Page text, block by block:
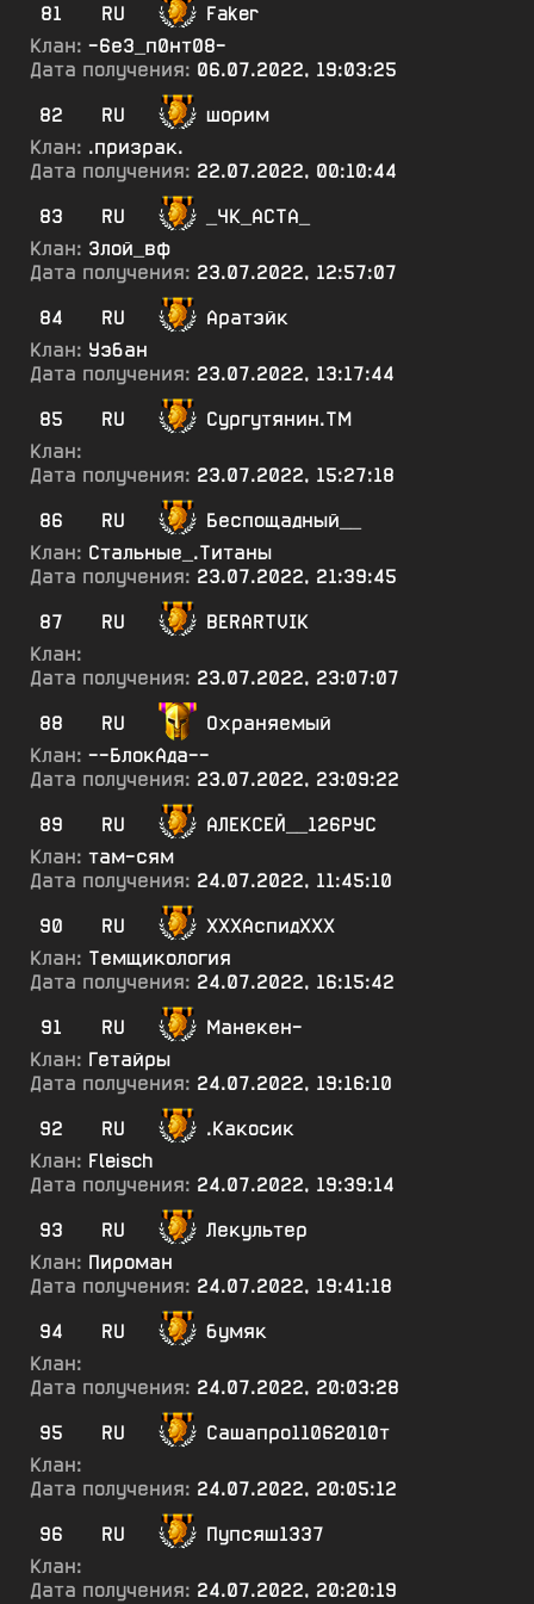
81
RU
Faker
Клан: -6е3_п0нт08-
Дата получения: 06.07.2022, 19:03:25
82
RU
шорим
Клан: .призрак.
Дата получения: 22.07.2022, 00:10:44
83
RU
_ЧК_АСТА_
Клан: Злой_вф
Дата получения: 23.07.2022, 12:57:07
84
RU
Аратэйк
Клан: Уэбан
Дата получения: 23.07.2022, 13:17:44
85
RU
Сургутянин.ТМ
Клан:
Дата получения: 23.07.2022, 15:27:18
86
RU
Беспощадный__
Клан: Стальные_.Титаны
Дата получения: 23.07.2022, 21:39:45
87
RU
BERARTVIK
Клан:
Дата получения: 23.07.2022, 23:07:07
88
RU
Охраняемый
Клан: --БлокАда--
Дата получения: 23.07.2022, 23:09:22
89
RU
АЛЕКСЕЙ__126РУС
Клан: там-сям
Дата получения: 24.07.2022, 11:45:10
90
RU
ХХХАспидХХХ
Клан: Темщикология
Дата получения: 24.07.2022, 16:15:42
91
RU
Манекен-
Клан: Гетайры
Дата получения: 24.07.2022, 19:16:10
92
RU
.Какосик
Клан: Fleisch
Дата получения: 24.07.2022, 19:39:14
93
RU
Лекультер
Клан: Пироман
Дата получения: 24.07.2022, 19:41:18
94
RU
бумяк
Клан:
Дата получения: 24.07.2022, 20:03:28
95
RU
Сашапро11062010т
Клан:
Дата получения: 24.07.2022, 20:05:12
96
RU
Пупсяш1337
Клан:
Дата получения: 24.07.2022, 20:20:19